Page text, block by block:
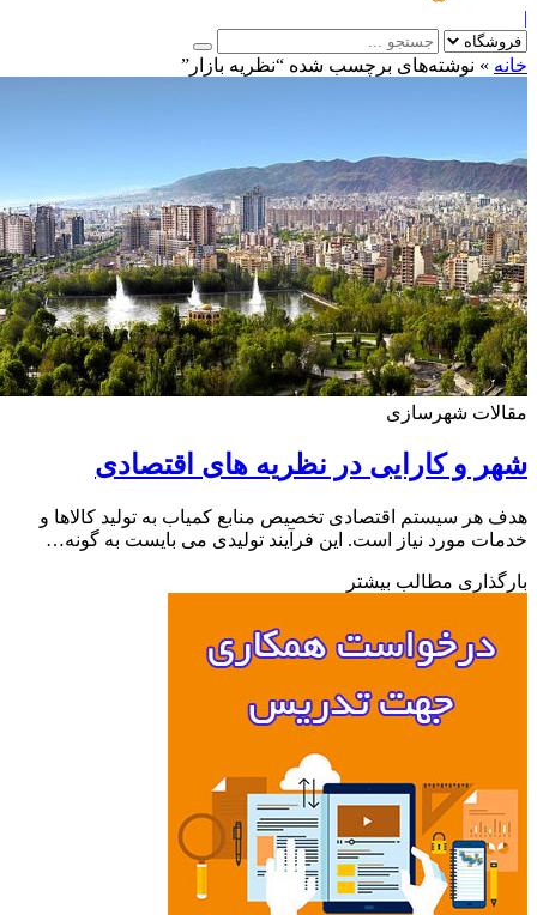
»نوشته‌های برچسب شده “نظریه بازار”
شهرسازی
و کارایی در نظریه های اقتصادی
هر سیستم اقتصادی تخصیص منابع کمیاب به تولید کالاها و
مورد نیاز است. این فرآیند تولیدی می بایست به گونه…
مطالب بیشتر